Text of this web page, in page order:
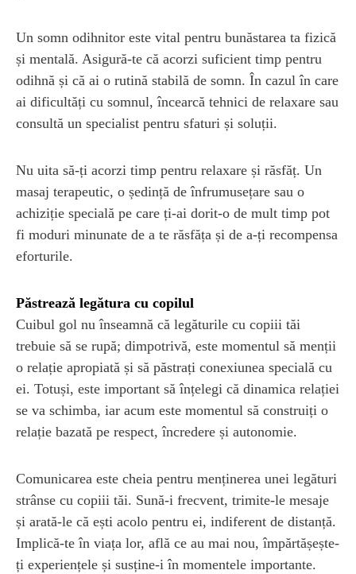
Un somn odihnitor este vital pentru bunăstarea ta fizică
și mentală. Asigură-te că acorzi suficient timp pentru
odihnă și că ai o rutină stabilă de somn. În cazul în care
ai dificultăți cu somnul, încearcă tehnici de relaxare sau
consultă un specialist pentru sfaturi și soluții.
Nu uita să-ți acorzi timp pentru relaxare și răsfăț. Un
masaj terapeutic, o ședință de înfrumusețare sau o
achiziție specială pe care ți-ai dorit-o de mult timp pot
fi moduri minunate de a te răsfăța și de a-ți recompensa
eforturile.
Păstrează legătura cu copilul
Cuibul gol nu înseamnă că legăturile cu copiii tăi
trebuie să se rupă; dimpotrivă, este momentul să menții
o relație apropiată și să păstrați conexiunea specială cu
ei. Totuși, este important să înțelegi că dinamica relației
se va schimba, iar acum este momentul să construiți o
relație bazată pe respect, încredere și autonomie.
Comunicarea este cheia pentru menținerea unei legături
strânse cu copiii tăi. Sună-i frecvent, trimite-le mesaje
și arată-le că ești acolo pentru ei, indiferent de distanță.
Implică-te în viața lor, află ce au mai nou, împărtășește-
ți experiențele și susține-i în momentele importante.